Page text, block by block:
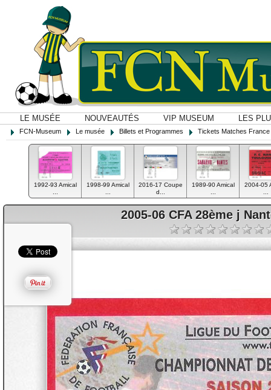
LE MUSÉE NOUVEAUTÉS VIP MUSEUM LES
FCN-Museum Le musée Billets et Programmes Tickets Matches France
1992-93 Amical
1998-99 Amical
2016-17 Coupe
d...
1989-90 Amical
2004-05
2005-06 CFA 28ème j